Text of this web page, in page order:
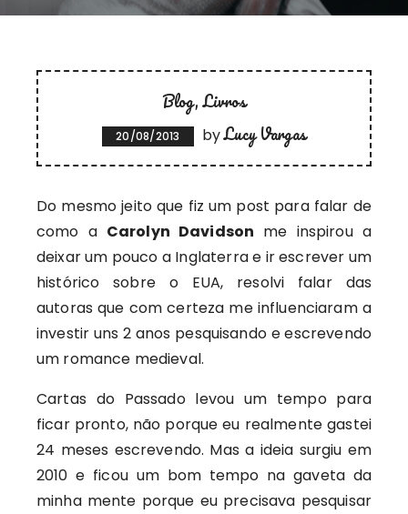
Blog Livros
20/08/2013 byLucy Vargas
Do mesmo jeito que fiz um post para falar de
como a Carolyn Davidson me inspirou a
deixar um pouco a Inglaterra e ir escrever um
histórico sobre o EUA, resolvi falar das
autoras que com certeza me influenciaram a
investir uns 2 anos pesquisando e escrevendo
um romance medieval.
Cartas do Passado levou um tempo para
ficar pronto, não porque eu realmente gastei
24 meses escrevendo. Mas a ideia surgiu em
2010 e ficou um bom tempo na gaveta da
minha mente porque eu precisava pesquisar